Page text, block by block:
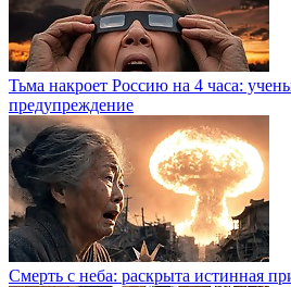
Тьма накроет Россию на 4 часа:
предупреждение
Смерть с неба: раскрыта истинная